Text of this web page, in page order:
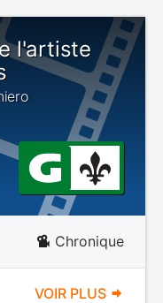
l'artiste
Chronique
VOIR PLUS